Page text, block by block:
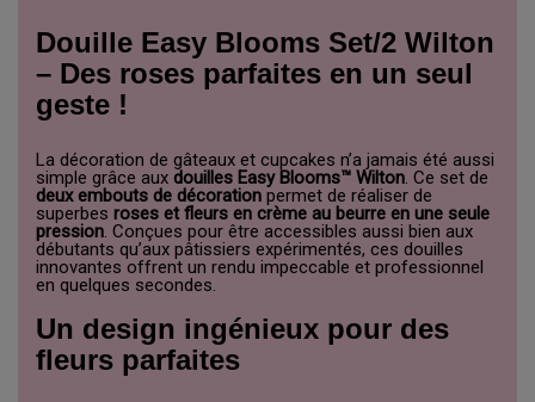
Douille Easy Blooms Set/2 Wilton
– Des roses parfaites en un seul
geste !
La décoration de gâteaux et cupcakes n’a jamais été aussi
simple grâce aux douilles Easy Blooms™ Wilton. Ce set de
deux embouts de décoration permet de réaliser de
superbes roses et fleurs en crème au beurre en une seule
pression. Conçues pour être accessibles aussi bien aux
débutants qu’aux pâtissiers expérimentés, ces douilles
innovantes offrent un rendu impeccable et professionnel
en quelques secondes.
Un design ingénieux pour des
fleurs parfaites